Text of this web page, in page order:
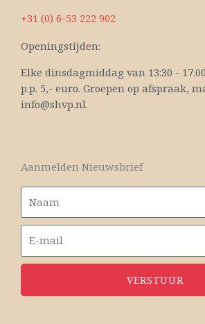
+31 (0) 6-53 222 902
Openingstijden:
Elke dinsdagmiddag van 13:30 -
p.p. 5,- euro. Groepen op afspraak,
info@shvp.nl.
Aanmelden Nieuwsbrief
VERSTUUR